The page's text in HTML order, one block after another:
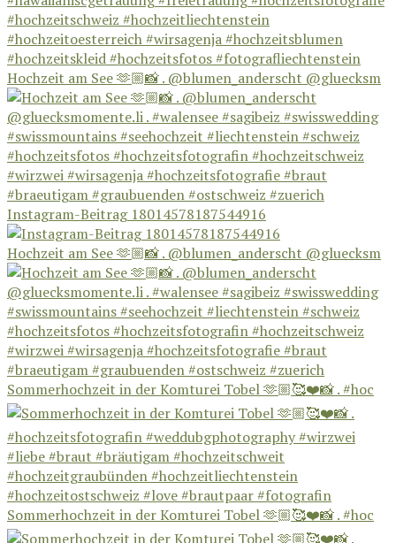
Hochzeit am See 🫶🏼📸 . @blumen_anderscht @gluecksm
Instagram-Beitrag 18014578187544916
Hochzeit am See 🫶🏼📸 . @blumen_anderscht @gluecksm
Sommerhochzeit in der Komturei Tobel 🫶🏼🥰❤️📸 . #hoc
Sommerhochzeit in der Komturei Tobel 🫶🏼🥰❤️📸 . #hoc